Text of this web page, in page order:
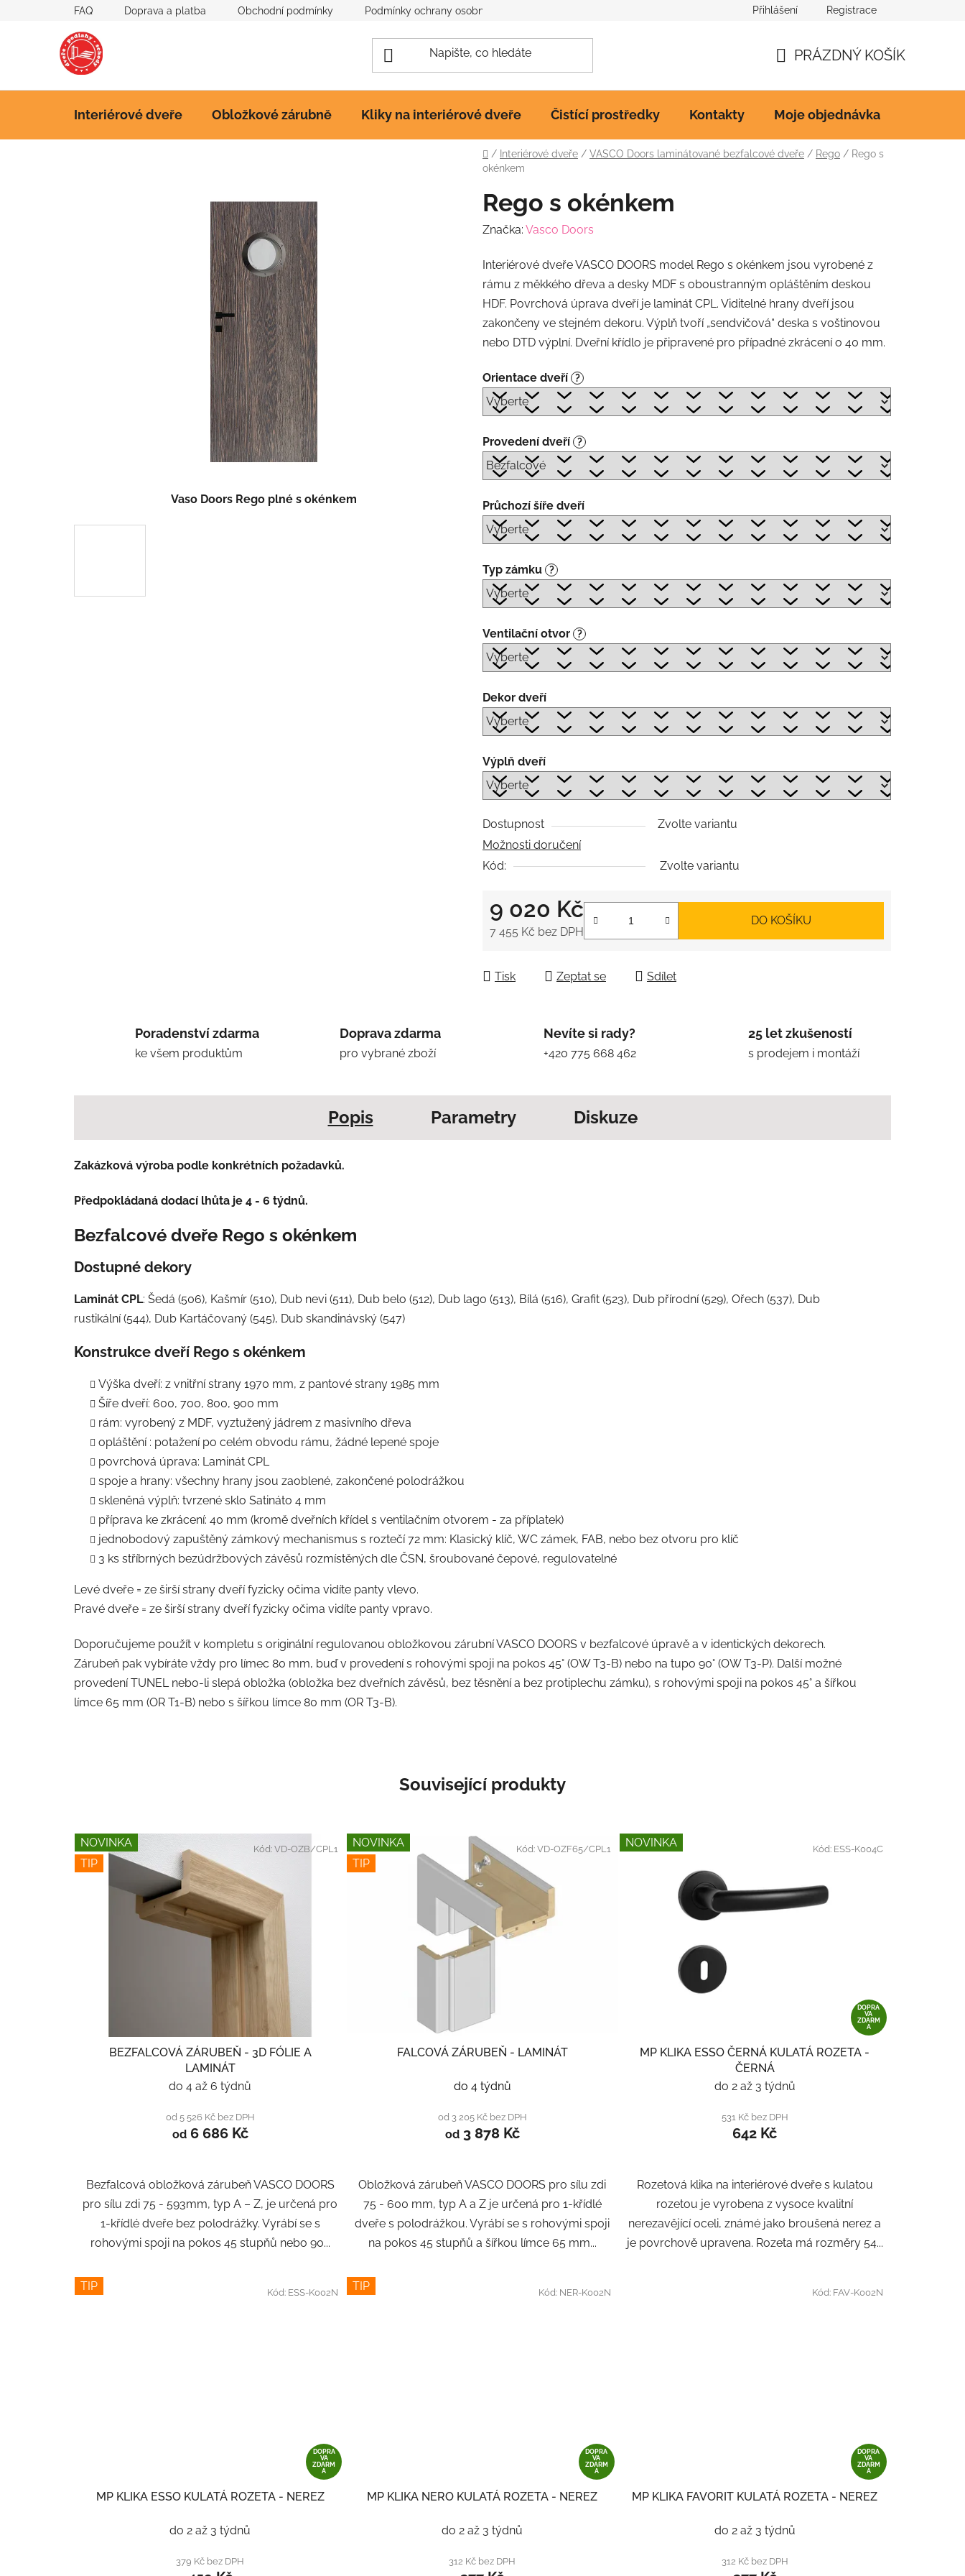
FAQ Doprava a platba Obchodní podmínky Podmínky ochrany osobních údajů Přihlášení Registrace
KOŠÍK
PRÁZDNÝ KOŠÍK
Interiérové dveře Obložkové zárubně Kliky na interiérové dveře Čistící prostředky Kontakty Moje objednávka
Domů
/ Interiérové dveře / VASCO Doors laminátované bezfalcové dveře / Rego / Rego s
okénkem
Rego s okénkem
Značka: Vasco Doors
Interiérové dveře VASCO DOORS model Rego s okénkem jsou vyrobené z
rámu z měkkého dřeva a desky MDF s oboustranným opláštěním deskou
HDF. Povrchová úprava dveří je laminát CPL. Viditelné hrany dveří jsou
zakončeny ve stejném dekoru. Výplň tvoří „sendvičová“ deska s voštinovou
nebo DTD výplní. Dveřní křídlo je připravené pro případné zkrácení o 40 mm.
Orientace dveří ?
Provedení dveří ?
Průchozí šíře dveří
Typ zámku ?
Ventilační otvor ?
Dekor dveří
Výplň dveří
Dostupnost
Zvolte variantu
Možnosti doručení
Kód:
Zvolte variantu
9 020 Kč
7 455 Kč bez DPH
DO KOŠÍKU
Tisk Zeptat se Sdílet
Vaso Doors Rego plné s okénkem
Poradenství zdarma
ke všem produktům
Doprava zdarma
pro vybrané zboží
Nevíte si rady?
+420 775 668 462
25 let zkušeností
s prodejem i montáží
Popis Parametry Diskuze
Zakázková výroba podle konkrétních požadavků.
Předpokládaná dodací lhůta je 4 - 6 týdnů.
Bezfalcové dveře Rego s okénkem
Dostupné dekory
Laminát CPL: Šedá (506), Kašmír (510), Dub nevi (511), Dub belo (512), Dub lago (513), Bílá (516), Grafit (523), Dub přírodní (529), Ořech (537), Dub
rustikální (544), Dub Kartáčovaný (545), Dub skandinávský (547)
Konstrukce dveří Rego s okénkem
Výška dveří: z vnitřní strany 1970 mm, z pantové strany 1985 mm
Šíře dveří: 600, 700, 800, 900 mm
rám: vyrobený z MDF, vyztužený jádrem z masivního dřeva
opláštění : potažení po celém obvodu rámu, žádné lepené spoje
povrchová úprava: Laminát CPL
spoje a hrany: všechny hrany jsou zaoblené, zakončené polodrážkou
skleněná výplň: tvrzené sklo Satináto 4 mm
příprava ke zkrácení: 40 mm (kromě dveřních křídel s ventilačním otvorem - za příplatek)
jednobodový zapuštěný zámkový mechanismus s roztečí 72 mm: Klasický klíč, WC zámek, FAB, nebo bez otvoru pro klíč
3 ks stříbrných bezúdržbových závěsů rozmístěných dle ČSN, šroubované čepové, regulovatelné
Levé dveře = ze širší strany dveří fyzicky očima vidíte panty vlevo.
Pravé dveře = ze širší strany dveří fyzicky očima vidíte panty vpravo.
Doporučujeme použít v kompletu s originální regulovanou obložkovou zárubní VASCO DOORS v bezfalcové úpravě a v identických dekorech.
Zárubeň pak vybíráte vždy pro límec 80 mm, buď v provedení s rohovými spoji na pokos 45° (OW T3-B) nebo na tupo 90° (OW T3-P). Další možné
provedení TUNEL nebo-li slepá obložka (obložka bez dveřních závěsů, bez těsnění a bez protiplechu zámku), s rohovými spoji na pokos 45° a šířkou
límce 65 mm (OR T1-B) nebo s šířkou límce 80 mm (OR T3-B).
Související produkty
NOVINKA
TIP
BEZFALCOVÁ ZÁRUBEŇ - 3D FÓLIE A
LAMINÁT
do 4 až 6 týdnů
od 5 526 Kč bez DPH
od6 686 Kč
Bezfalcová obložková zárubeň VASCO DOORS
pro sílu zdi 75 - 593mm, typ A – Z, je určená pro
1-křídlé dveře bez polodrážky. Vyrábí se s
rohovými spoji na pokos 45 stupňů nebo 90...
Kód:VD-OZB/CPL1
NOVINKA
TIP
FALCOVÁ ZÁRUBEŇ - LAMINÁT
do 4 týdnů
od 3 205 Kč bez DPH
od3 878 Kč
Obložková zárubeň VASCO DOORS pro sílu zdi
75 - 600 mm, typ A a Z je určená pro 1-křídlé
dveře s polodrážkou. Vyrábí se s rohovými spoji
na pokos 45 stupňů a šířkou límce 65 mm...
Kód:VD-OZF65/CPL1 NOVINKA
DOPRA
VA
ZDARM
A
MP KLIKA ESSO ČERNÁ KULATÁ ROZETA -
ČERNÁ
do 2 až 3 týdnů
531 Kč bez DPH
642 Kč
Rozetová klika na interiérové ​​dveře s kulatou
rozetou je vyrobena z vysoce kvalitní
nerezavějící oceli, známé jako broušená nerez a
je povrchově upravena. Rozeta má rozměry 54...
Kód: ESS-K004C
TIP
DOPRA
VA
ZDARM
A
MP KLIKA ESSO KULATÁ ROZETA - NEREZ
do 2 až 3 týdnů
379 Kč bez DPH
Kód: ESS-K002N TIP
DOPRA
VA
ZDARM
A
MP KLIKA NERO KULATÁ ROZETA - NEREZ
do 2 až 3 týdnů
312 Kč bez DPH
Kód: NER-K002N
DOPRA
VA
ZDARM
A
MP KLIKA FAVORIT KULATÁ ROZETA - NEREZ
do 2 až 3 týdnů
312 Kč bez DPH
Kód: FAV-K002N